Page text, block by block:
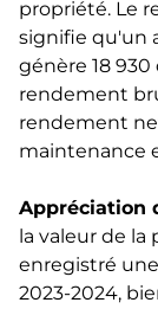
propriété. Le
signifie qu'un
génère 18 930
rendement
rendement
maintenance
Appréciation
la valeur de la
enregistré
2023-2024,